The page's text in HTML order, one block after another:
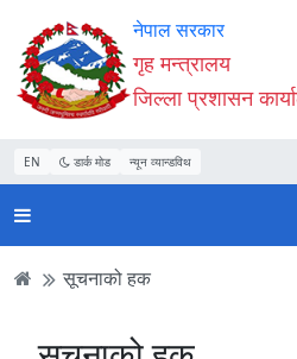
Accessibility
Mode
सुरु
गर्नुहोस्
सामाग्री
पढ्नुहाेस्
नेभिगेसन
पढ्नुहाेस्
वेबसाइट
खोजमा
जानुहोस्
नेपाल सरकार
गृह मन्त्रालय
जिल्ला प्रशासन
EN डार्क मोड न्यून व्यान्डविथ
सूचनाको हक